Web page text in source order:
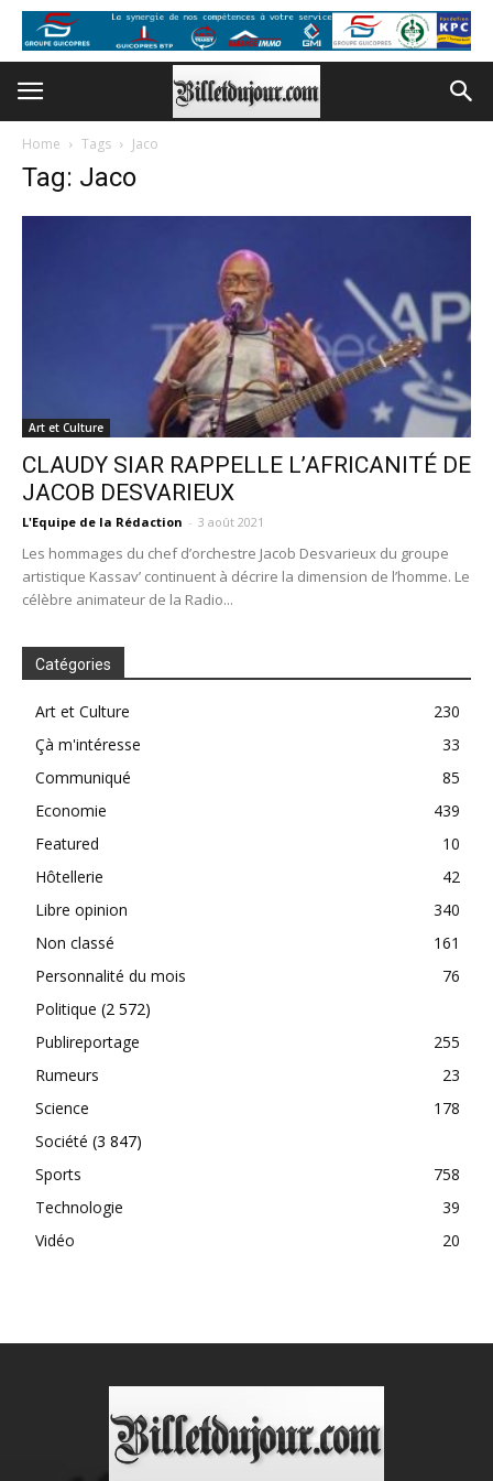
Home Tags Jaco
Tag: Jaco
Art et Culture
CLAUDY SIAR RAPPELLE L’AFRICANITÉ DE
JACOB DESVARIEUX
L'Equipe de la Rédaction - 3 août 2021
Les hommages du chef d’orchestre Jacob Desvarieux du groupe
artistique Kassav’ continuent à décrire la dimension de l’homme. Le
célèbre animateur de la Radio...
Catégories
Art et Culture
230
Çà m'intéresse
33
Communiqué
85
Economie
439
Featured
10
Hôtellerie
42
Libre opinion
340
Non classé
161
Personnalité du mois
76
Politique (2 572)
Publireportage
255
Rumeurs
23
Science
178
Société (3 847)
Sports
758
Technologie
39
Vidéo
20